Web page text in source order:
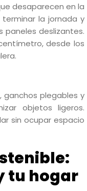
desaparecen en la
la jornada y
paneles deslizantes.
desde los
ganchos plegables y
objetos ligeros.
sin ocupar espacio
tu hogar